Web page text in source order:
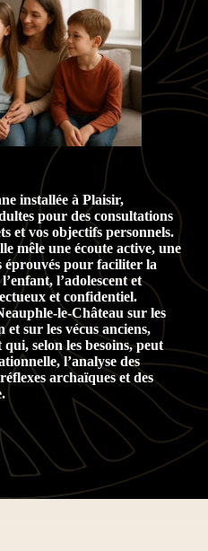
installée à Plaisir,
pour des consultations
et vos objectifs personnels.
mêle une écoute active, une
éprouvés pour faciliter la
l’adolescent et
et confidentiel.
le-Château sur les
sur les vécus anciens,
selon les besoins, peut
l’analyse des
archaïques et des